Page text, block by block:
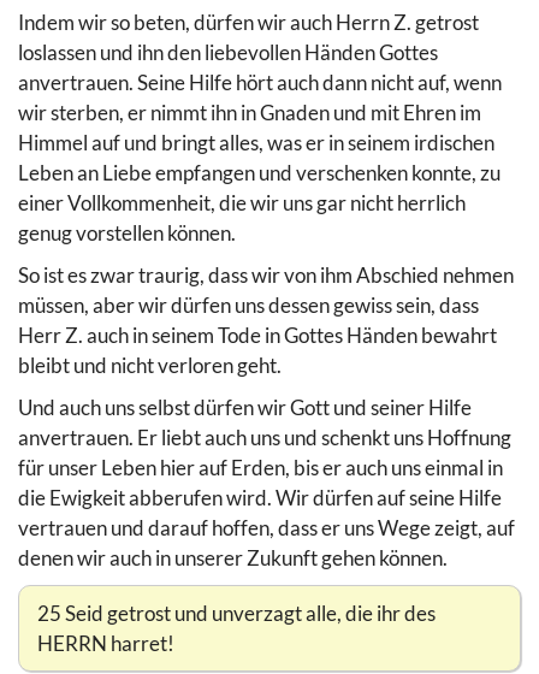
Indem wir so beten, dürfen wir auch Herrn Z. getrost
loslassen und ihn den liebevollen Händen Gottes
anvertrauen. Seine Hilfe hört auch dann nicht auf, wenn
wir sterben, er nimmt ihn in Gnaden und mit Ehren im
Himmel auf und bringt alles, was er in seinem irdischen
Leben an Liebe empfangen und verschenken konnte, zu
einer Vollkommenheit, die wir uns gar nicht herrlich
genug vorstellen können.
So ist es zwar traurig, dass wir von ihm Abschied nehmen
müssen, aber wir dürfen uns dessen gewiss sein, dass
Herr Z. auch in seinem Tode in Gottes Händen bewahrt
bleibt und nicht verloren geht.
Und auch uns selbst dürfen wir Gott und seiner Hilfe
anvertrauen. Er liebt auch uns und schenkt uns Hoffnung
für unser Leben hier auf Erden, bis er auch uns einmal in
die Ewigkeit abberufen wird. Wir dürfen auf seine Hilfe
vertrauen und darauf hoffen, dass er uns Wege zeigt, auf
denen wir auch in unserer Zukunft gehen können.
25 Seid getrost und unverzagt alle, die ihr des
HERRN harret!